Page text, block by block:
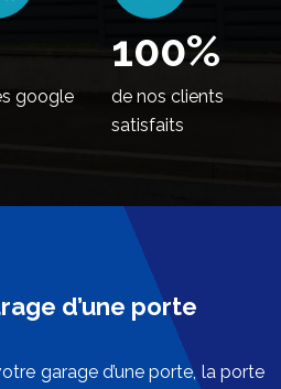
google
100%
de nos clients
satisfaits
d’une porte
garage d’une porte, la porte